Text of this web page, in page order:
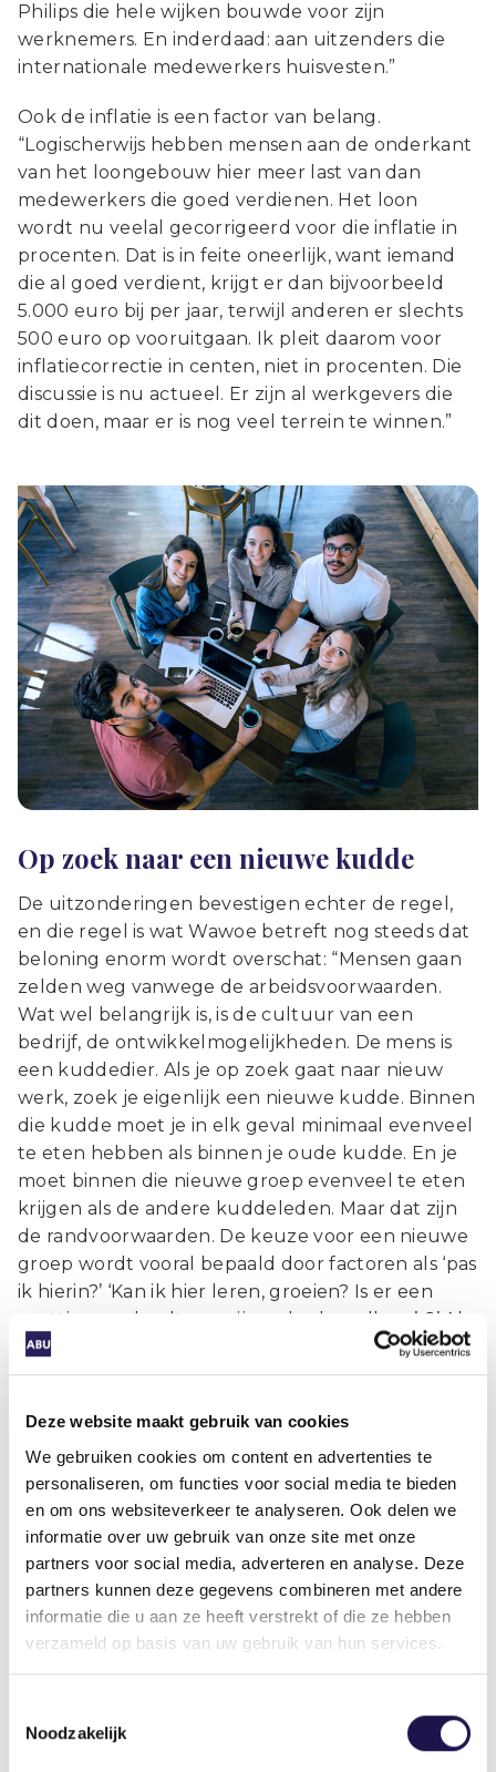
Deze website maakt gebruik van cookies
We gebruiken cookies om content en advertenties te
personaliseren, om functies voor social media te bieden
en om ons websiteverkeer te analyseren. Ook delen we
informatie over uw gebruik van onze site met onze
partners voor social media, adverteren en analyse. Deze
partners kunnen deze gegevens combineren met andere
informatie die u aan ze heeft verstrekt of die ze hebben
verzameld op basis van uw gebruik van hun services.
Noodzakelijk
Philips die hele wijken bouwde voor zijn
werknemers. En inderdaad: aan uitzenders die
internationale medewerkers huisvesten.”
Ook de inflatie is een factor van belang.
“Logischerwijs hebben mensen aan de onderkant
van het loongebouw hier meer last van dan
medewerkers die goed verdienen. Het loon
wordt nu veelal gecorrigeerd voor die inflatie in
procenten. Dat is in feite oneerlijk, want iemand
die al goed verdient, krijgt er dan bijvoorbeeld
5.000 euro bij per jaar, terwijl anderen er slechts
500 euro op vooruitgaan. Ik pleit daarom voor
inflatiecorrectie in centen, niet in procenten. Die
discussie is nu actueel. Er zijn al werkgevers die
dit doen, maar er is nog veel terrein te winnen.”
Op zoek naar een nieuwe kudde
De uitzonderingen bevestigen echter de regel,
en die regel is wat Wawoe betreft nog steeds dat
beloning enorm wordt overschat: “Mensen gaan
zelden weg vanwege de arbeidsvoorwaarden.
Wat wel belangrijk is, is de cultuur van een
bedrijf, de ontwikkelmogelijkheden. De mens is
een kuddedier. Als je op zoek gaat naar nieuw
werk, zoek je eigenlijk een nieuwe kudde. Binnen
die kudde moet je in elk geval minimaal evenveel
te eten hebben als binnen je oude kudde. En je
moet binnen die nieuwe groep evenveel te eten
krijgen als de andere kuddeleden. Maar dat zijn
de randvoorwaarden. De keuze voor een nieuwe
groep wordt vooral bepaald door factoren als ‘pas
ik hierin?’ ‘Kan ik hier leren, groeien? Is er een
prettige werkcultuur, zijn er leuke collega’s?’ Als
je als werkgever mensen wilt aantrekken en
behouden, moet je zorgen dat je ze dat
groei, autonomie en verbondenheid de
fundamentele drijfveren van de mens zijn. Het is
vooral de immateriële beloning die telt: dat zijn
de knoppen waar je aan kunt draaien.”
Tot slot: zijn er nog andere manieren
van belonen, innovaties?
“Nee. Ik heb geen andere of nieuwe manieren om
geen wondermiddelen, anders dan wat ik al zei: